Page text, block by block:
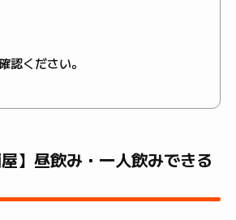
認ください。
屋】昼飲み・一人飲みできる